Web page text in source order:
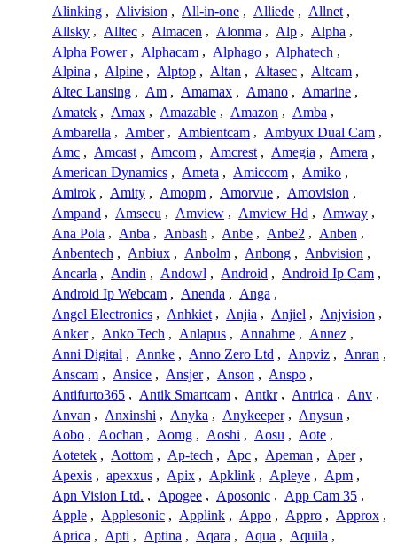
Alinking , Alivision , All-in-one , Alliede , Allnet ,
Allsky , Alltec , Almacen , Alonma , Alp , Alpha ,
Alpha Power , Alphacam , Alphago , Alphatech ,
Alpina , Alpine , Alptop , Altan , Altasec , Altcam ,
Altec Lansing , Am , Amamax , Amano , Amarine ,
Amatek , Amax , Amazable , Amazon , Amba ,
Ambarella , Amber , Ambientcam , Ambyux Dual Cam ,
Amc , Amcast , Amcom , Amcrest , Amegia , Amera ,
American Dynamics , Ameta , Amiccom , Amiko ,
Amirok , Amity , Amopm , Amorvue , Amovision ,
Ampand , Amsecu , Amview , Amview Hd , Amway ,
Ana Pola , Anba , Anbash , Anbe , Anbe2 , Anben ,
Anbentech , Anbiux , Anbolm , Anbong , Anbvision ,
Ancarla , Andin , Andowl , Android , Android Ip Cam ,
Android Ip Webcam , Anenda , Anga ,
Angel Electronics , Anhkiet , Anjia , Anjiel , Anjvision ,
Anker , Anko Tech , Anlapus , Annahme , Annez ,
Anni Digital , Annke , Anno Zero Ltd , Anpviz , Anran ,
Anscam , Ansice , Ansjer , Anson , Anspo ,
Antifurto365 , Antik Smartcam , Antkr , Antrica , Anv ,
Anvan , Anxinshi , Anyka , Anykeeper , Anysun ,
Aobo , Aochan , Aomg , Aoshi , Aosu , Aote ,
Aotetek , Aottom , Ap-tech , Apc , Apeman , Aper ,
Apexis , apexxus , Apix , Apklink , Apleye , Apm ,
Apn Vision Ltd. , Apogee , Aposonic , App Cam 35 ,
Apple , Applesonic , Applink , Appo , Appro , Approx ,
Aprica , Apti , Aptina , Aqara , Aqua , Aquila ,